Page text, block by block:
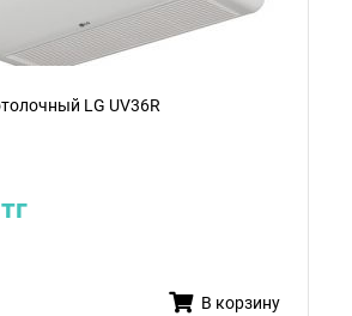
LG UV36R
В корзину